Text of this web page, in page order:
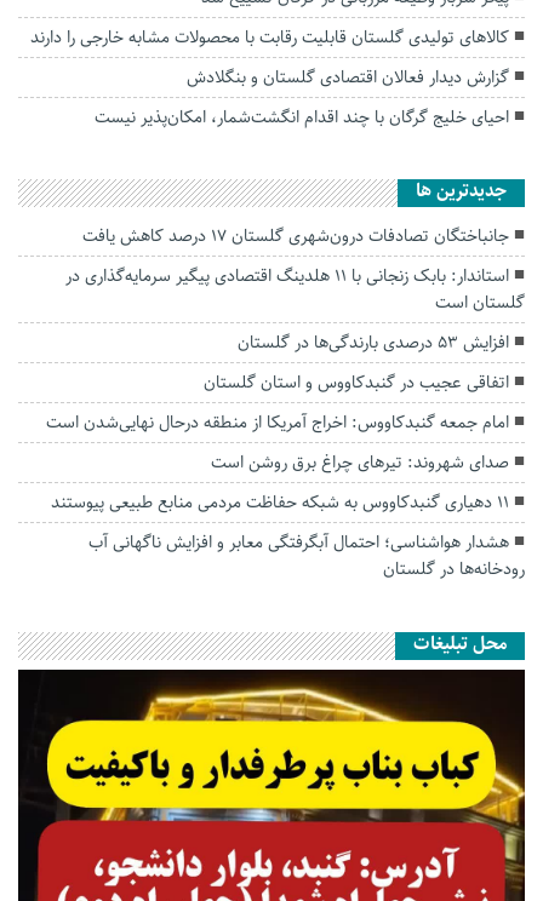
کالاهای تولیدی گلستان قابلیت رقابت با محصولات مشابه خارجی را دارند
گزارش دیدار فعالان اقتصادی گلستان و بنگلادش
احیای خلیج گرگان با چند اقدام انگشت‌شمار، امکان‌پذیر نیست
جديدترين ها
جانباختگان تصادفات درون‌شهری گلستان ۱۷ درصد کاهش یافت
استاندار: بابک زنجانی با ۱۱ هلدینگ اقتصادی پیگیر سرمایه‌گذاری در
گلستان است
افزایش ۵۳ درصدی بارندگی‌ها در گلستان
اتفاقی عجیب در‌ گنبدکاووس و استان گلستان
امام جمعه گنبدکاووس: اخراج آمریکا از منطقه درحال نهایی‌شدن است
صدای شهروند: تیرهای چراغ برق روشن است
۱۱ دهیاری گنبدکاووس به شبکه حفاظت مردمی منابع طبیعی پیوستند
هشدار هواشناسی؛ احتمال آبگرفتگی معابر و افزایش ناگهانی آب
رودخانه‌ها در گلستان
محل تبلیغات